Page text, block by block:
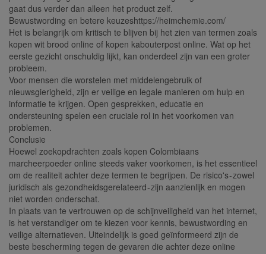
gaat dus verder dan alleen het product zelf.
Bewustwording en betere keuzeshttps://heimchemie.com/
Het is belangrijk om kritisch te blijven bij het zien van termen zoals
kopen wit brood online of kopen kabouterpost online. Wat op het
eerste gezicht onschuldig lijkt, kan onderdeel zijn van een groter
probleem.
Voor mensen die worstelen met middelengebruik of
nieuwsgierigheid, zijn er veilige en legale manieren om hulp en
informatie te krijgen. Open gesprekken, educatie en
ondersteuning spelen een cruciale rol in het voorkomen van
problemen.
Conclusie
Hoewel zoekopdrachten zoals kopen Colombiaans
marcheerpoeder online steeds vaker voorkomen, is het essentieel
om de realiteit achter deze termen te begrijpen. De risico's - zowel
juridisch als gezondheidsgerelateerd - zijn aanzienlijk en mogen
niet worden onderschat.
In plaats van te vertrouwen op de schijnveiligheid van het internet,
is het verstandiger om te kiezen voor kennis, bewustwording en
veilige alternatieven. Uiteindelijk is goed geïnformeerd zijn de
beste bescherming tegen de gevaren die achter deze online